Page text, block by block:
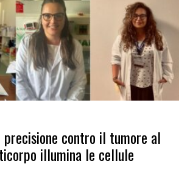
precisione contro il tumore al
illumina le cellule